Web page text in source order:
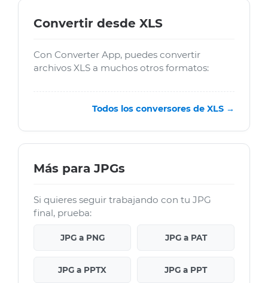
Convertir desde XLS
Con Converter App, puedes convertir
archivos XLS a muchos otros formatos:
Todos los conversores de XLS →
Más para JPGs
Si quieres seguir trabajando con tu JPG
final, prueba:
JPG a PNG JPG a PAT
JPG a PPTX JPG a PPT